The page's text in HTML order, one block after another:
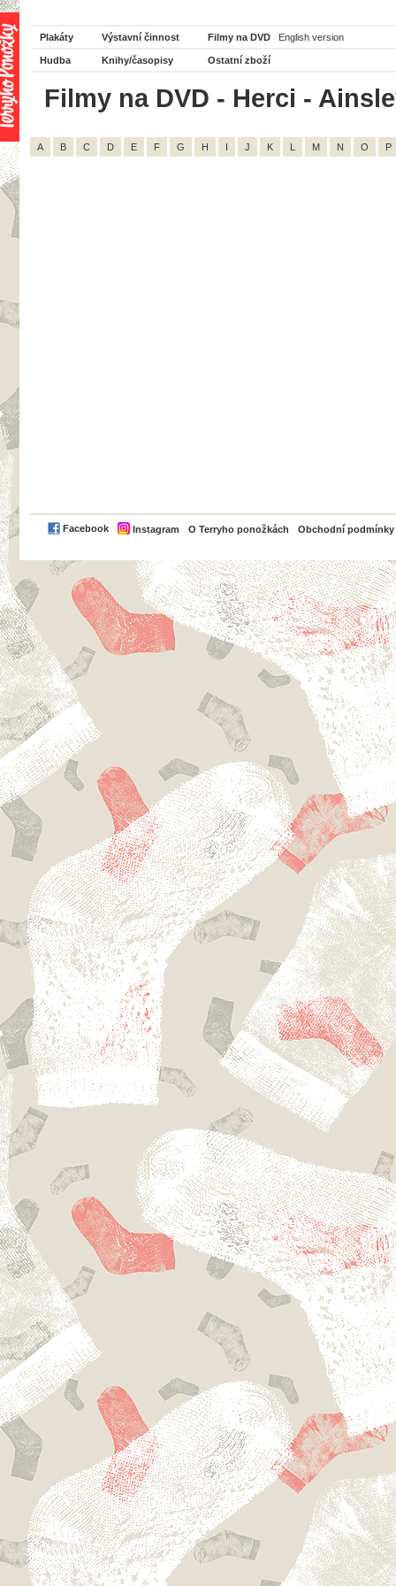
Plakáty Výstavní činnost Filmy na DVD English version
Hudba Knihy/časopisy Ostatní zboží
Filmy na DVD - Herci -
A B C D E F G H I J K L M N O P
Facebook Instagram O Terryho ponožkách Obchodní podmínky
PayPal